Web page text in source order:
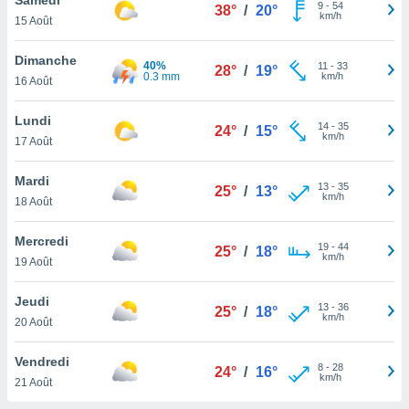
et
»,
au
vous
qu'ils
ou
le
ainsi
un
la
du
15 Août
38° / 20° 9- 54
km/h
Dimanche
16 Août
40%
0.3 mm
28° / 19° 11 - 33
km/h
Lundi
17 Août
24° / 15° 14- 35
km/h
Mardi
18 Août
25° / 13° 13- 35
km/h
Mercredi
19 Août
25° / 18° 19- 44
km/h
Jeudi
20 Août
25° / 18° 13- 36
km/h
Vendredi
21 Août
24° / 16° 8- 28
km/h